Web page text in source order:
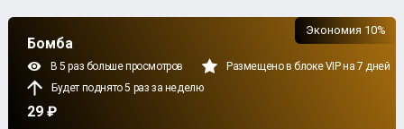
Бомба
В 5 раз больше просмотров
Размещено в блоке VIP на 7 дней
Будет поднято 5 раз за неделю
29 ₽
Экономия 10%